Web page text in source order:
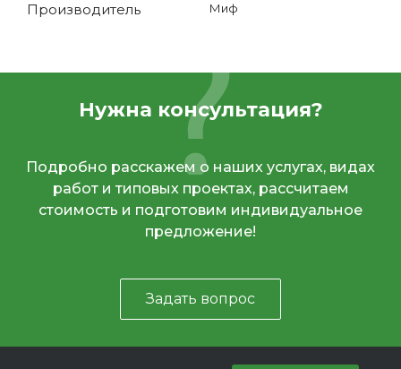
Производитель Миф
Нужна консультация?
Подробно расскажем о наших услугах, видах
работ и типовых проектах, рассчитаем
стоимость и подготовим индивидуальное
предложение!
Задать вопрос